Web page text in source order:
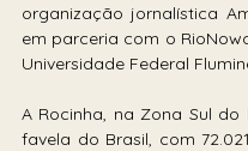
organização jornalística
em parceria com o
Universidade Federal
A Rocinha, na Zona Sul
favela do Brasil, com